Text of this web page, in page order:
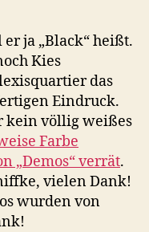
ja „Black“ heißt.
Kies
das
Eindruck.
kein völlig weißes
Farbe
„Demos“ verrät.
vielen Dank!
wurden von